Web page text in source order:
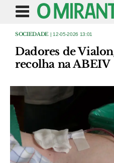
SOCIEDADE | 12-05-2026 13:01
Dadores de
recolha na ABEIV